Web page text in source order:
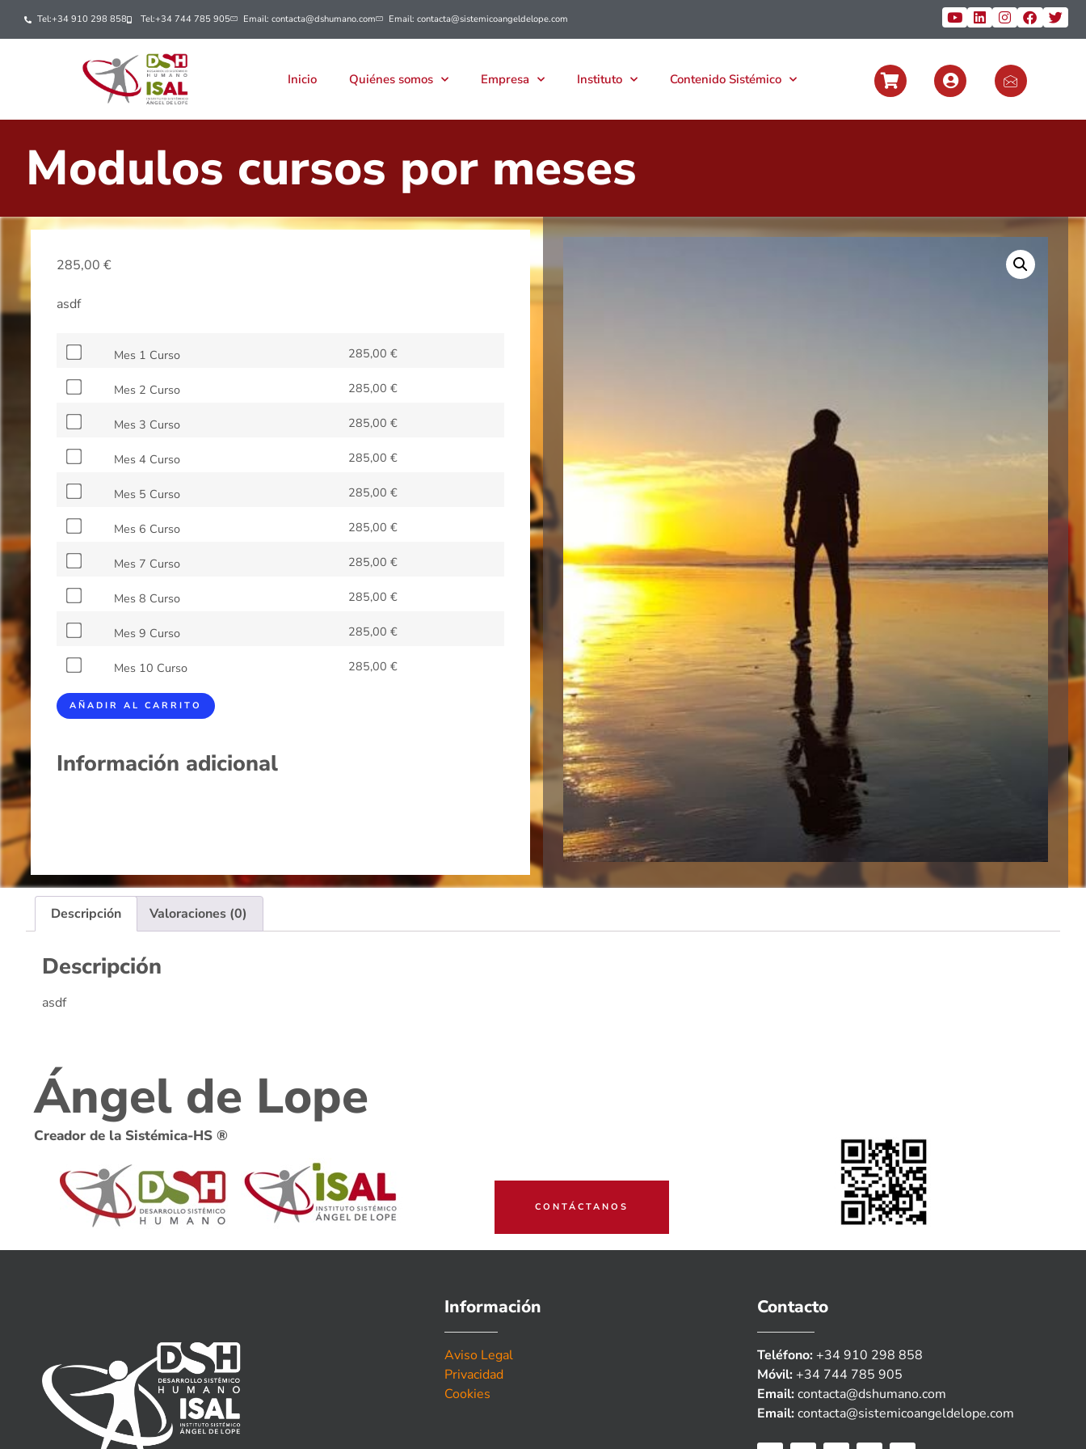
Tel:+34 910 298 858 Tel:+34 744 785 905 Email: contacta@dshumano.com Email: contacta@sistemicoangeldelope.com
Inicio Quiénes somos Empresa Instituto Contenido Sistémico
Modulos cursos por meses
285,00 €
asdf
Mes 1 Curso 285,00 €
Mes 2 Curso 285,00 €
Mes 3 Curso 285,00 €
Mes 4 Curso 285,00 €
Mes 5 Curso 285,00 €
Mes 6 Curso 285,00 €
Mes 7 Curso 285,00 €
Mes 8 Curso 285,00 €
Mes 9 Curso 285,00 €
Mes 10 Curso 285,00 €
AÑADIR AL CARRITO
Información adicional
Descripción Valoraciones (0)
Descripción
asdf
Ángel de Lope
Creador de la Sistémica-HS ®
CONTÁCTANOS
Información
Aviso Legal
Privacidad
Cookies
Contacto
Teléfono: +34 910 298 858
Móvil: +34 744 785 905
Email: contacta@dshumano.com
Email: contacta@sistemicoangeldelope.com